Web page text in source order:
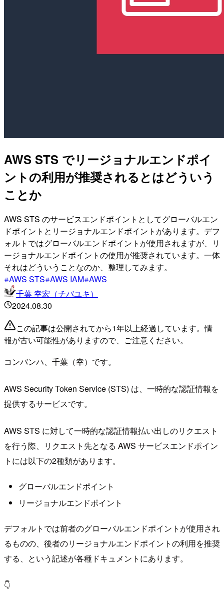
AWS STS でリージョナルエンドポイ
ントの利用が推奨されるとはどういう
ことか
AWS STS のサービスエンドポイントとしてグローバルエン
ドポイントとリージョナルエンドポイントがあります。デフ
ォルトではグローバルエンドポイントが使用されますが、リ
ージョナルエンドポイントの使用が推奨されています。一体
それはどういうことなのか、整理してみます。
AWS STS AWS IAM AWS
千葉 幸宏（チバユキ）
2024.08.30
この記事は公開されてから1年以上経過しています。情
報が古い可能性がありますので、ご注意ください。
コンバンハ、千葉（幸）です。
AWS Security Token Service (STS) は、一時的な認証情報を
提供するサービスです。
AWS STS に対して一時的な認証情報払い出しのリクエスト
を行う際、リクエスト先となる AWS サービスエンドポイン
トには以下の2種類があります。
グローバルエンドポイント
リージョナルエンドポイント
デフォルトでは前者のグローバルエンドポイントが使用され
るものの、後者のリージョナルエンドポイントの利用を推奨
する、という記述が各種ドキュメントにあります。
👇